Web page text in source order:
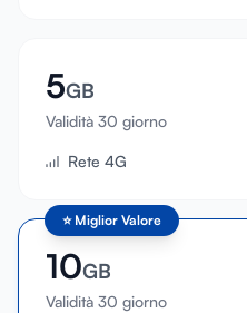
5GB
Validità 30 giorno
Rete 4G
⭐ Miglior Valore
10GB
Validità 30 giorno